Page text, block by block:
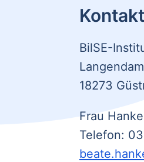
BilSE-
18273
Frau
Telefon: